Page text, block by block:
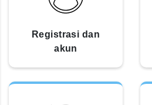
Registrasi dan
akun